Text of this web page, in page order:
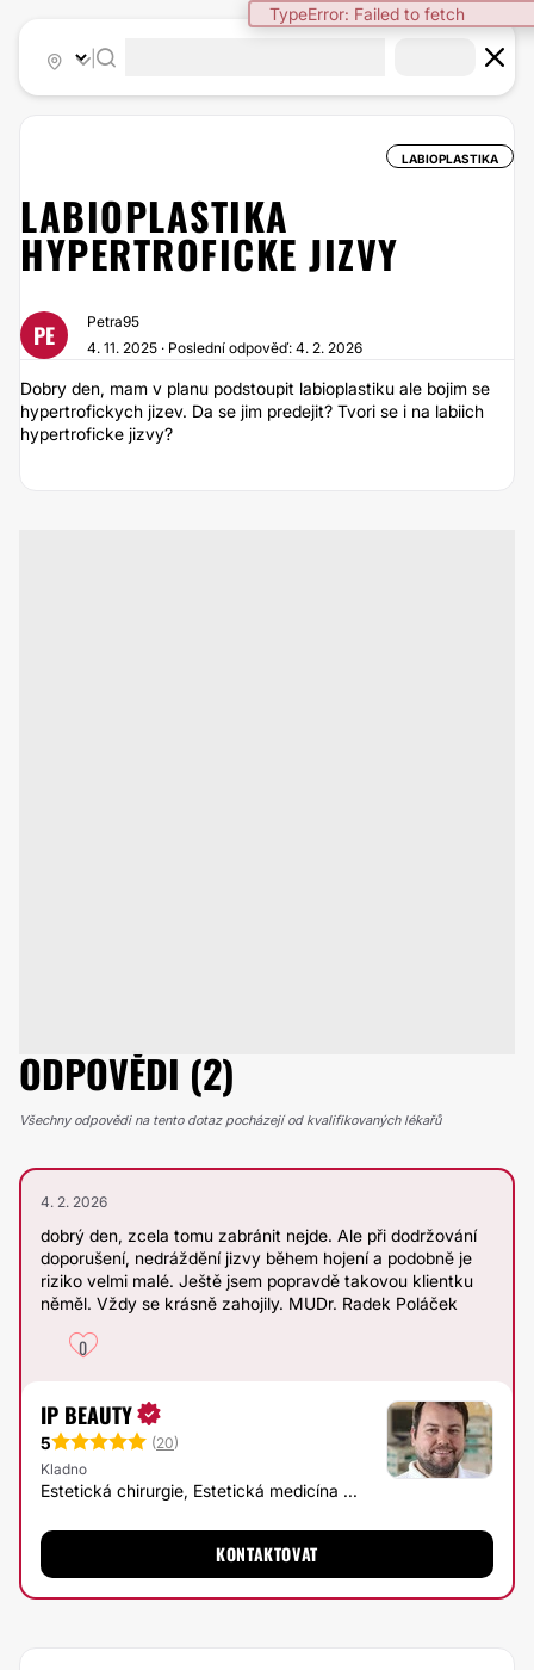
TypeError: Failed to fetch
LABIOPLASTIKA
LABIOPLASTIKA
HYPERTROFICKE JIZVY
PE
Petra95
4. 11. 2025 · Poslední odpověď: 4. 2. 2026
Dobry den, mam v planu podstoupit labioplastiku ale bojim se
hypertrofickych jizev. Da se jim predejit? Tvori se i na labiich
hypertroficke jizvy?
ODPOVĚDI (2)
Všechny odpovědi na tento dotaz pocházejí od kvalifikovaných lékařů
4. 2. 2026
dobrý den, zcela tomu zabránit nejde. Ale při dodržování
doporušení, nedráždění jizvy během hojení a podobně je
riziko velmi malé. Ještě jsem popravdě takovou klientku
něměl. Vždy se krásně zahojily. MUDr. Radek Poláček
0
IP BEAUTY
5 (20)
Kladno
Estetická chirurgie, Estetická medicína ...
KONTAKTOVAT